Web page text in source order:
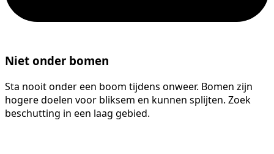
Niet onder bomen
Sta nooit onder een boom tijdens onweer. Bomen zijn
hogere doelen voor bliksem en kunnen splijten. Zoek
beschutting in een laag gebied.